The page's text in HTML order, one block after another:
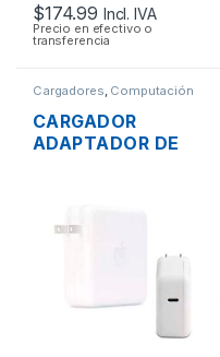
$174.99 Incl. IVA
Precio en efectivo o
transferencia
Cargadores Computación
CARGADOR
ADAPTADOR DE
TIPO-C 3.1 20.2V
4.3A 87W ORIGINAL